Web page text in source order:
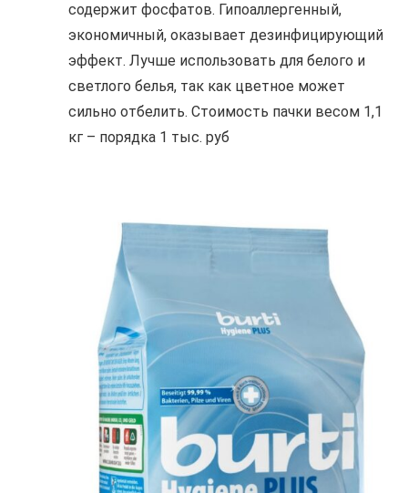
содержит фосфатов. Гипоаллергенный,
экономичный, оказывает дезинфицирующий
эффект. Лучше использовать для белого и
светлого белья, так как цветное может
сильно отбелить. Стоимость пачки весом 1,1
кг – порядка 1 тыс. руб